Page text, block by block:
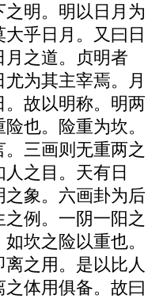
明。明以日月为
乎日月。又曰日
月之道。贞明者
为其主宰焉。月
。故以明称。明两
也。险重为坎。
三画则无重两之
之目。天有日
之象。六画卦为后
例。一阴一阳之
坎之险以重也。
离之用。是以比人
体用俱备。故曰